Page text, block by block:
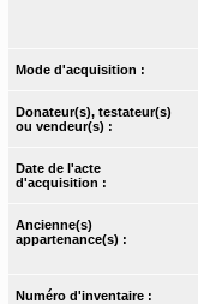
Mode d'acquisition :
Donateur(s), testateur(s)
ou vendeur(s) :
Date de l'acte
d'acquisition :
Ancienne(s)
appartenance(s) :
Numéro d'inventaire :